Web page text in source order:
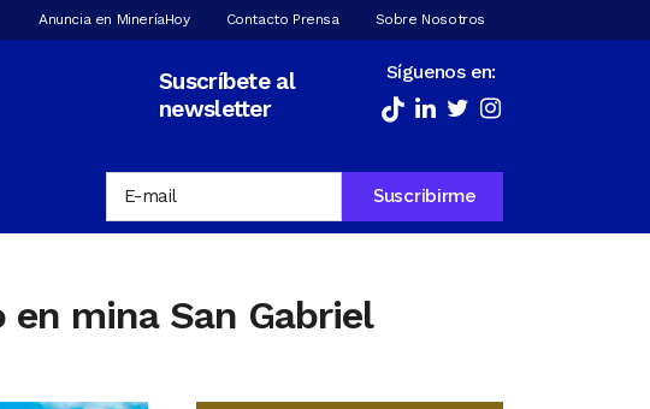
Anuncia en MineríaHoy Contacto Prensa Sobre Nosotros
Suscríbete al
newsletter
Síguenos en:
mina San Gabriel